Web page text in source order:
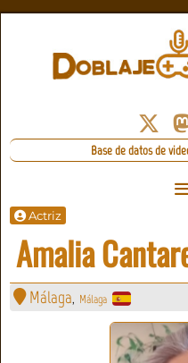
Base de datos de
Actriz
Amalia
Málaga, Málaga